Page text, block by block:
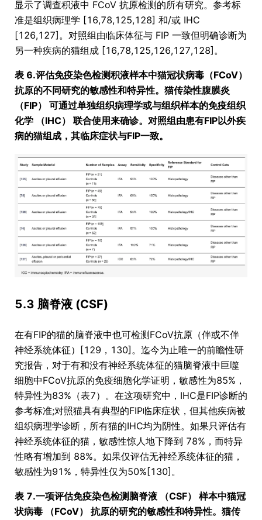
显示了调查积液中 FCoV 抗原检测的所有研究。参考标
准是组织病理学 [16,78,125,128] 和/或 IHC
[126,127]。对照组由临床体征与 FIP 一致但明确诊断为
另一种疾病的猫组成 [16,78,125,126,127,128]。
表 6.评估免疫染色检测积液样本中猫冠状病毒（FCoV）
抗原的不同研究的敏感性和特异性。猫传染性腹膜炎
（FIP） 可通过单独组织病理学或与组织样本的免疫组织
化学 （IHC） 联合使用来确诊。对照组由患有FIP以外疾
病的猫组成，其临床症状与FIP一致。
5.3 脑脊液 (CSF)
在有FIP的猫的脑脊液中也可检测FCoV抗原（伴或不伴
神经系统体征）[129，130]。迄今为止唯一的前瞻性研
究报告，对于有和没有神经系统体征的猫脑脊液中巨噬
细胞中FCoV抗原的免疫细胞化学证明，敏感性为85%，
特异性为83%（表7）。在这项研究中，IHC是FIP诊断的
参考标准;对照猫具有典型的FIP临床症状，但其他疾病被
组织病理学诊断，所有猫的IHC均为阴性。如果只评估有
神经系统体征的猫，敏感性惊人地下降到 78%，而特异
性略有增加到 88%。如果仅评估无神经系统体征的猫，
敏感性为91%，特异性仅为50%[130]。
表 7.一项评估免疫染色检测脑脊液 （CSF） 样本中猫冠
状病毒 （FCoV） 抗原的研究的敏感性和特异性。猫传